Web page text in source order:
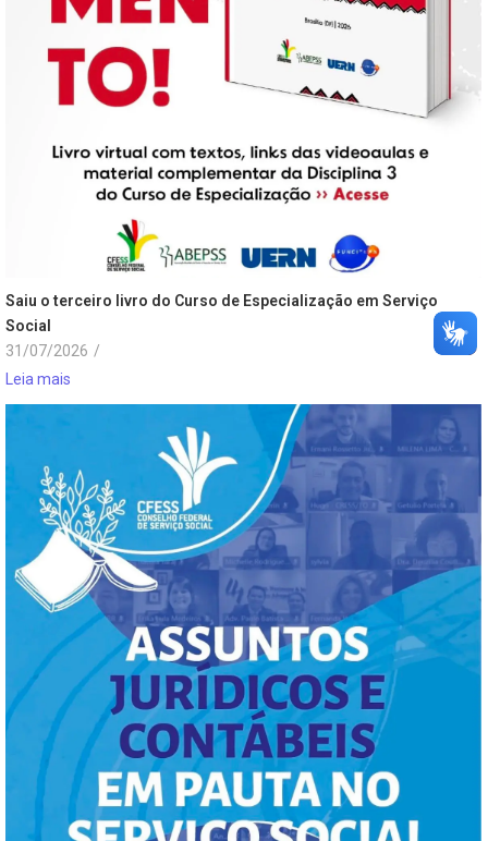
Saiu o terceiro livro do Curso de Especialização em Serviço
Social
31/07/2026 /
Leia mais